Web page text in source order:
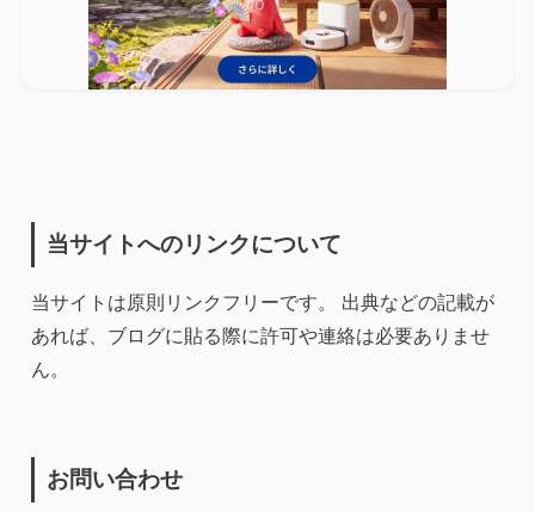
当サイトへのリンクについて
当サイトは原則リンクフリーです。 出典などの記載が
あれば、ブログに貼る際に許可や連絡は必要ありませ
ん。
お問い合わせ